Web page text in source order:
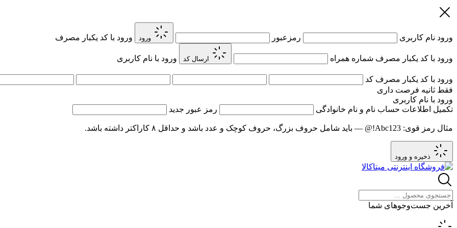
ورود نام کاربری رمزعبور ورود ورود با کد یکبار مصرف
ورود با کد یکبار مصرف شماره همراه ارسال کد ورود با نام کاربری
ورود با کد یکبار مصرف کد
فقط ثانیه فرصت داری
ورود با نام کاربری
تکمیل اطلاعات حساب نام و نام خانوادگی رمز عبور جدید
مثال رمز قوی: Abc123!@ — باید شامل حروف بزرگ، حروف کوچک و عدد باشد و حداقل ۸ کاراکتر داشته باشد.
ذخیره و ورود
آخرین جست‌وجوهای شما